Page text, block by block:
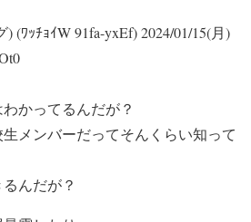
(ﾜｯﾁｮｲW 91fa-yxEf)2024/01/15(月)
かってるんだが？
メンバーだってそんくらい知って
んだが？